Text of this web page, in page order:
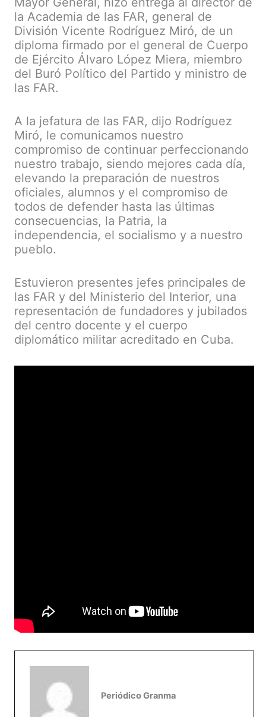
la Academia de las FAR, general de
División Vicente Rodríguez Miró, de un
diploma firmado por el general de Cuerpo
de Ejército Álvaro López Miera, miembro
del Buró Político del Partido y ministro de
las FAR.
A la jefatura de las FAR, dijo Rodríguez
Miró, le comunicamos nuestro
compromiso de continuar perfeccionando
nuestro trabajo, siendo mejores cada día,
elevando la preparación de nuestros
oficiales, alumnos y el compromiso de
todos de defender hasta las últimas
consecuencias, la Patria, la
independencia, el socialismo y a nuestro
pueblo.
Estuvieron presentes jefes principales de
las FAR y del Ministerio del Interior, una
representación de fundadores y jubilados
del centro docente y el cuerpo
diplomático militar acreditado en Cuba.
Periódico Granma